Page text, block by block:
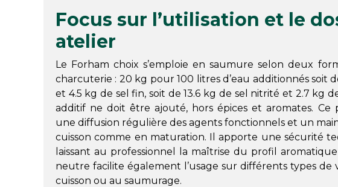
Focus sur l’utilisation et le
atelier
Le Forham choix s’emploie en saumure selon deux
charcuterie : 20 kg pour 100 litres d’eau additionnés soit
et 4.5 kg de sel fin, soit de 13.6 kg de sel nitrité et 2.7 kg
additif ne doit être ajouté, hors épices et aromates. Ce
une diffusion régulière des agents fonctionnels et un
cuisson comme en maturation. Il apporte une sécurité
laissant au professionnel la maîtrise du profil
neutre facilite également l’usage sur différents types de
cuisson ou au saumurage.